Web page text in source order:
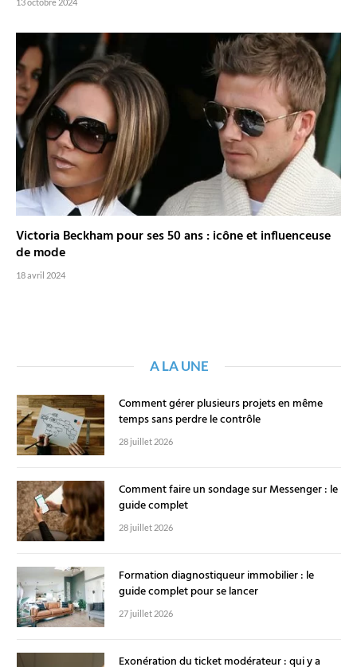
13 octobre 2024
Victoria Beckham pour ses 50 ans : icône et influenceuse
de mode
18 avril 2024
A LA UNE
Comment gérer plusieurs projets en même
temps sans perdre le contrôle
28 juillet 2026
Comment faire un sondage sur Messenger : le
guide complet
28 juillet 2026
Formation diagnostiqueur immobilier : le
guide complet pour se lancer
27 juillet 2026
Exonération du ticket modérateur : qui y a